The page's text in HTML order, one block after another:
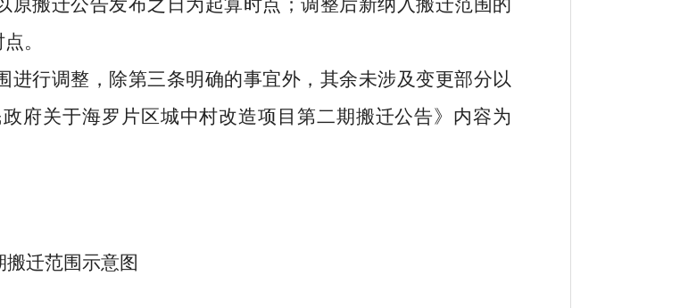
原搬迁公告发布之日 为起算时点；调整后新纳入搬迁范围的
。
进行调整，除第三条明确的事宜外，其余未涉及变更部分以
府关于海罗片区城中村改造项目第二期搬迁公告》内容为
迁范围示意图